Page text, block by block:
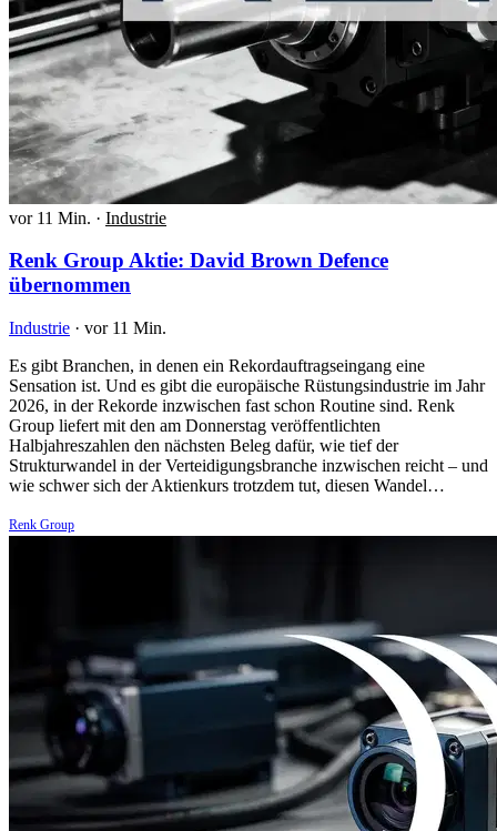
vor 11 Min. · Industrie
Renk Group Aktie: David Brown Defence
übernommen
Industrie · vor 11 Min.
Es gibt Branchen, in denen ein Rekordauftragseingang eine
Sensation ist. Und es gibt die europäische Rüstungsindustrie im Jahr
2026, in der Rekorde inzwischen fast schon Routine sind. Renk
Group liefert mit den am Donnerstag veröffentlichten
Halbjahreszahlen den nächsten Beleg dafür, wie tief der
Strukturwandel in der Verteidigungsbranche inzwischen reicht – und
wie schwer sich der Aktienkurs trotzdem tut, diesen Wandel…
Renk Group